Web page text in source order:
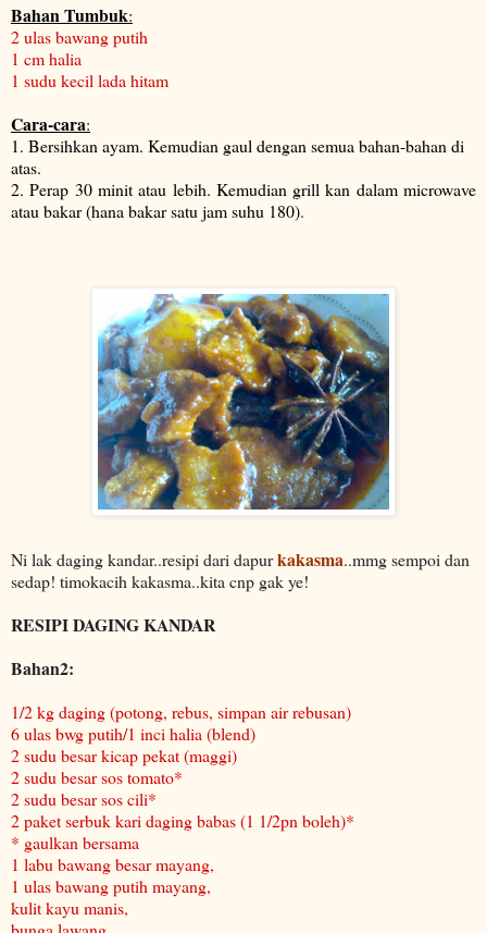
Bahan Tumbuk:
2 ulas bawang putih
1 cm halia
1 sudu kecil lada hitam
Cara-cara:
1. Bersihkan ayam. Kemudian gaul dengan semua bahan-bahan di
atas.
2. Perap 30 minit atau lebih. Kemudian grill kan dalam microwave
atau bakar (hana bakar satu jam suhu 180).
Ni lak daging kandar..resipi dari dapurkakasma..mmg sempoi dan
sedap! timokacih kakasma..kita cnp gak ye!
RESIPI DAGING KANDAR
Bahan2:
1/2 kg daging (potong, rebus, simpan air rebusan)
6 ulas bwg putih/1 inci halia (blend)
2 sudu besar kicap pekat (maggi)
2 sudu besar sos tomato*
2 sudu besar sos cili*
2 paket serbuk kari daging babas (1 1/2pn boleh)*
* gaulkan bersama
1 labu bawang besar mayang,
1 ulas bawang putih mayang,
kulit kayu manis,